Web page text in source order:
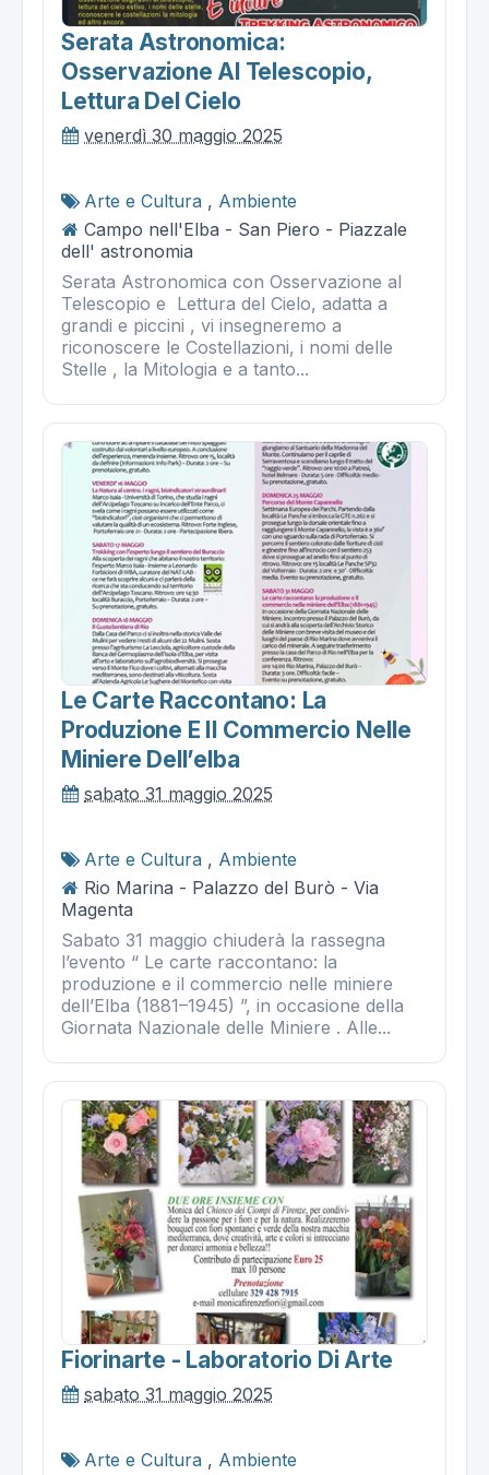
Serata Astronomica:
Osservazione Al Telescopio,
Lettura Del Cielo
venerdì 30 maggio 2025
Arte e Cultura , Ambiente
Campo nell'Elba - San Piero - Piazzale
dell' astronomia
Serata Astronomica con Osservazione al
Telescopio e Lettura del Cielo, adatta a
grandi e piccini , vi insegneremo a
riconoscere le Costellazioni, i nomi delle
Stelle , la Mitologia e a tanto...
Le Carte Raccontano: La
Produzione E Il Commercio Nelle
Miniere Dell’elba
sabato 31 maggio 2025
Arte e Cultura , Ambiente
Rio Marina - Palazzo del Burò - Via
Magenta
Sabato 31 maggio chiuderà la rassegna
l’evento “ Le carte raccontano: la
produzione e il commercio nelle miniere
dell’Elba (1881–1945) ”, in occasione della
Giornata Nazionale delle Miniere . Alle...
Fiorinarte - Laboratorio Di Arte
sabato 31 maggio 2025
Arte e Cultura , Ambiente